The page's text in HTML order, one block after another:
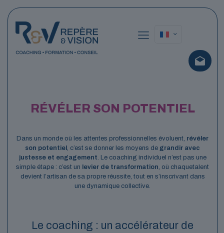
RÉVÉLER SON POTENTIEL
Dans un monde où les attentes professionnelles évoluent, révéler
son potentiel , c’est se donner les moyens de grandir avec
justesse et engagement. Le coaching individuel n’est pas une
simple étape : c’est un levier de transformation, où chaquetalent
devient l’artisan de sa propre réussite, tout en s’inscrivant dans
une dynamique collective.
Le coaching : un accélérateur de